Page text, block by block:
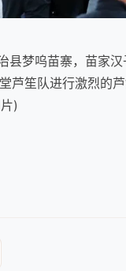
县梦呜苗寨，苗家
芦笙队进行激烈的
)